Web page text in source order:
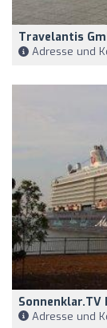
Travelantis
Adresse und
Sonnenklar.TV
Adresse und